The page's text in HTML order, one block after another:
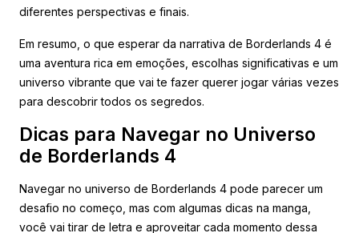
diferentes perspectivas e finais.
Em resumo, o que esperar da narrativa de Borderlands 4 é
uma aventura rica em emoções, escolhas significativas e um
universo vibrante que vai te fazer querer jogar várias vezes
para descobrir todos os segredos.
Dicas para Navegar no Universo
de Borderlands 4
Navegar no universo de Borderlands 4 pode parecer um
desafio no começo, mas com algumas dicas na manga,
você vai tirar de letra e aproveitar cada momento dessa